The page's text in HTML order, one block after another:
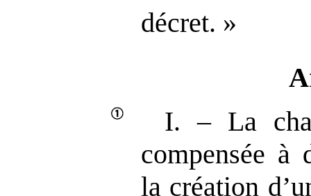
décret. »
I. – La
compensée à
la création